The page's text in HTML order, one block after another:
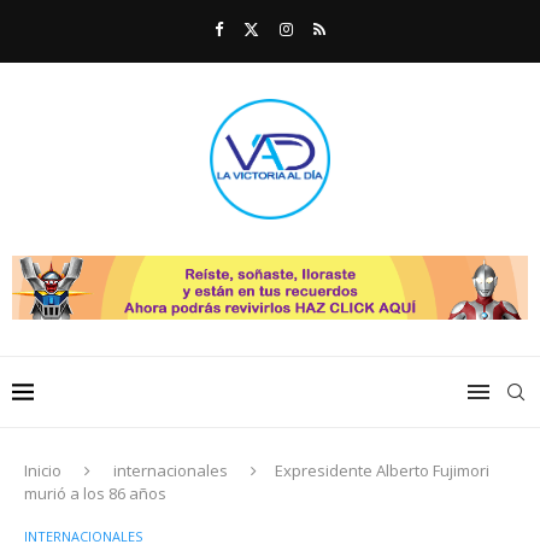
Inicio internacionales
Expresidente Alberto Fujimori
murió a los 86 años
INTERNACIONALES